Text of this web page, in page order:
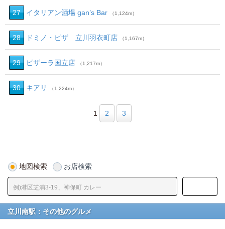
27 イタリアン酒場 gan’s Bar （1,124m）
28 ドミノ・ピザ 立川羽衣町店 （1,167m）
29 ピザーラ国立店 （1,217m）
30 キアリ （1,224m）
1 2 3
地図検索 お店検索
立川南駅：その他のグルメ